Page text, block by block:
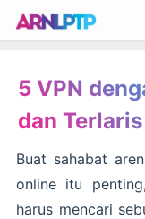
5 VPN
dan
Buat sahabat
online itu
harus mencari